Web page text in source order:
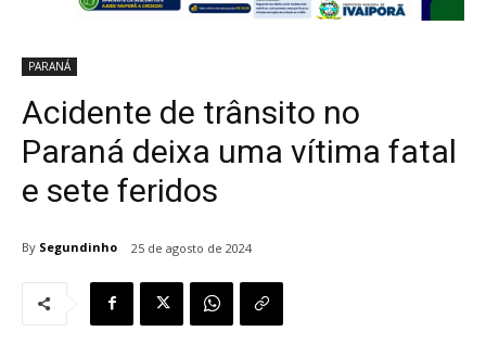
PARANÁ
Acidente de trânsito no
Paraná deixa uma vítima fatal
e sete feridos
By Segundinho 25 de agosto de 2024